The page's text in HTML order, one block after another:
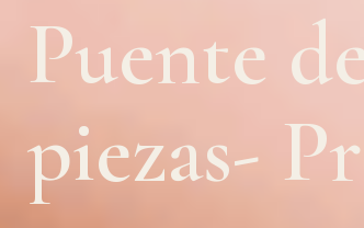
Puente
piezas-